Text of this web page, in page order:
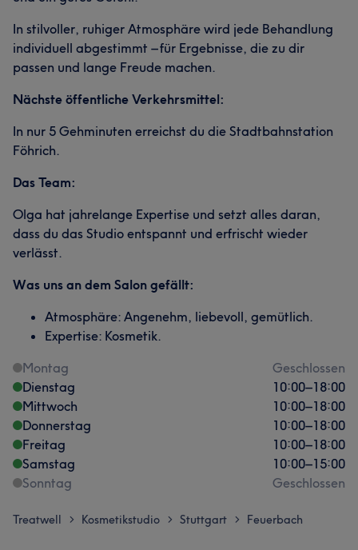
In stilvoller, ruhiger Atmosphäre wird jede Behandlung
individuell abgestimmt – für Ergebnisse, die zu dir
passen und lange Freude machen.
Nächste öffentliche Verkehrsmittel:
In nur 5 Gehminuten erreichst du die Stadtbahnstation
Föhrich.
Das Team:
Olga hat jahrelange Expertise und setzt alles daran,
dass du das Studio entspannt und erfrischt wieder
verlässt.
Was uns an dem Salon gefällt:
Atmosphäre: Angenehm, liebevoll, gemütlich.
Expertise: Kosmetik.
Montag
Geschlossen
Dienstag
10:00–18:00
Mittwoch
10:00–18:00
Donnerstag
10:00–18:00
Freitag
10:00–18:00
Samstag
10:00–15:00
Sonntag
Geschlossen
Treatwell > Kosmetikstudio > Stuttgart > Feuerbach